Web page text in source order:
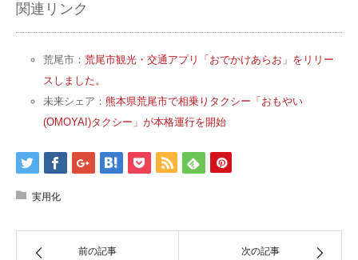
関連リンク
荒尾市： 荒尾市観光・交通アプリ「おでかけあらお」をリリー
スしました。
未来シェア： 熊本県荒尾市で相乗りタクシー「おもやい
(OMOYAI)タクシー」が本格運行を開始
実用化
前の記事 次の記事